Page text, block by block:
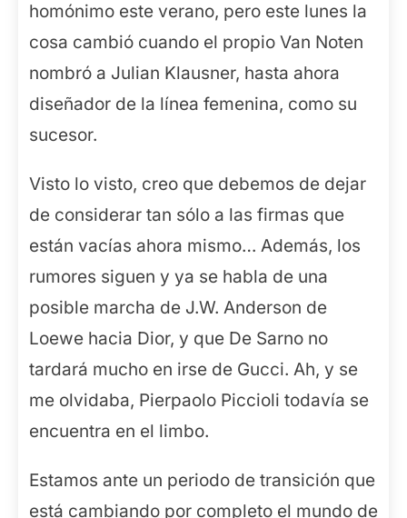
homónimo este verano, pero este lunes la
cosa cambió cuando el propio Van Noten
nombró a Julian Klausner, hasta ahora
diseñador de la línea femenina, como su
sucesor.
Visto lo visto, creo que debemos de dejar
de considerar tan sólo a las firmas que
están vacías ahora mismo… Además, los
rumores siguen y ya se habla de una
posible marcha de J.W. Anderson de
Loewe hacia Dior, y que De Sarno no
tardará mucho en irse de Gucci. Ah, y se
me olvidaba, Pierpaolo Piccioli todavía se
encuentra en el limbo.
Estamos ante un periodo de transición que
está cambiando por completo el mundo de